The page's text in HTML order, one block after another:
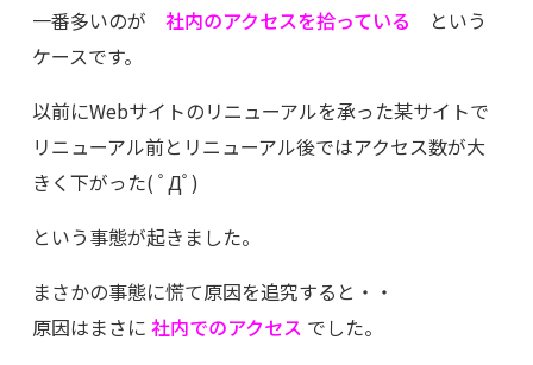
一番多いのが 社内のアクセスを拾っている という
ケースです。
以前にWebサイトのリニューアルを承った某サイトで
リニューアル前とリニューアル後ではアクセス数が大
きく下がった( ﾟДﾟ)
という事態が起きました。
まさかの事態に慌て原因を追究すると・・
原因はまさに 社内でのアクセス でした。